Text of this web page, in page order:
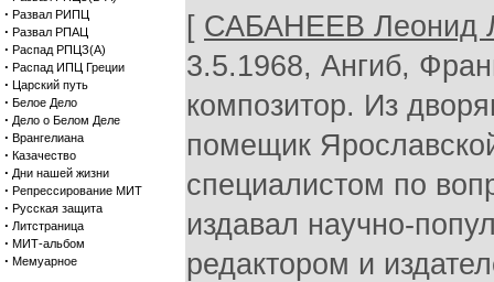
· Развал РИПЦ
· Развал РПАЦ
· Распад РПЦЗ(А)
· Распад ИПЦ Греции
· Царский путь
· Белое Дело
· Дело о Белом Деле
· Врангелиана
· Казачество
· Дни нашей жизни
· Репрессирование МИТ
· Русская защита
· Литстраница
· МИТ-альбом
· Мемуарное
[ САБАНЕЕВ Леонид
3.5.1968, Ангиб,
композитор. Из
помещик
специалистом по
издавал научно-
редактором и